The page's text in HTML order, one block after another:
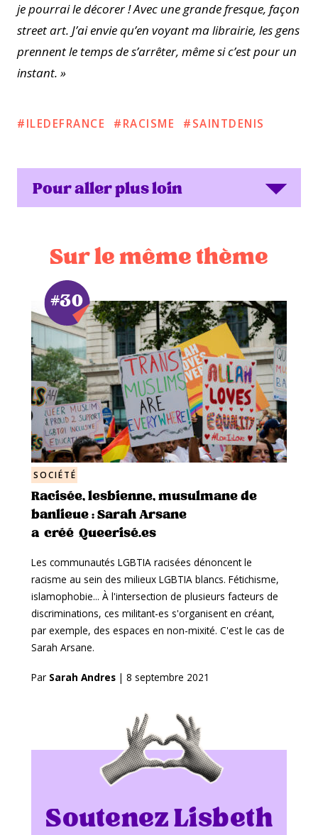
je pourrai le décorer ! Avec une grande fresque, façon
street art. J’ai envie qu’en voyant ma librairie, les gens
prennent le temps de s’arrêter, même si c’est pour un
instant. »
ILEDEFRANCE RACISME SAINTDENIS
Pour aller plus loin
Sur le même thème
#30
SOCIÉTÉ
Racisée, lesbienne, musulmane de
banlieue : Sarah Arsane
a créé Queerisé.es
Les communautés LGBTIA racisées dénoncent le
racisme au sein des milieux LGBTIA blancs. Fétichisme,
islamophobie... À l'intersection de plusieurs facteurs de
discriminations, ces militant-es s'organisent en créant,
par exemple, des espaces en non-mixité. C'est le cas de
Sarah Arsane.
Par Sarah Andres | 8 septembre 2021
Soutenez Lisbeth